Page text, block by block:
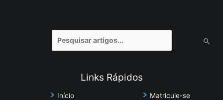
por:
Links Rápidos
Início
Matricule-se